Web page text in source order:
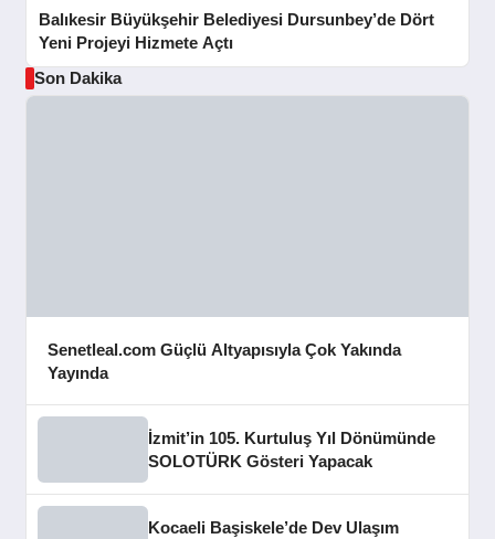
Balıkesir Büyükşehir Belediyesi Dursunbey’de Dört
Yeni Projeyi Hizmete Açtı
Son Dakika
Senetleal.com Güçlü Altyapısıyla Çok Yakında
Yayında
İzmit’in 105. Kurtuluş Yıl Dönümünde
SOLOTÜRK Gösteri Yapacak
Kocaeli Başiskele’de Dev Ulaşım